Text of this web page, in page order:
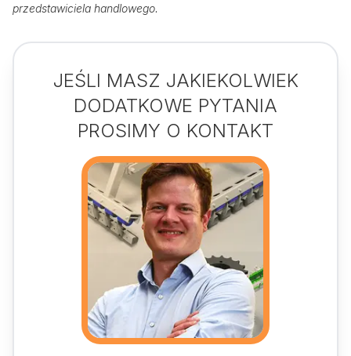
przedstawiciela handlowego.
JEŚLI MASZ JAKIEKOLWIEK
DODATKOWE PYTANIA
PROSIMY O KONTAKT